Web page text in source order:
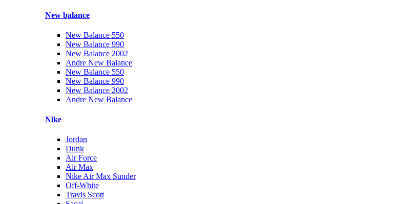
New balance
New Balance 550
New Balance 990
New Balance 2002
Andre New Balance
New Balance 550
New Balance 990
New Balance 2002
Andre New Balance
Nike
Jordan
Dunk
Air Force
Air Max
Nike Air Max Sunder
Off-White
Travis Scott